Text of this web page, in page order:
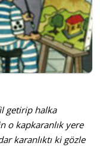
getirip halka
o kapkaranlık yere
karanlıktı ki gözle